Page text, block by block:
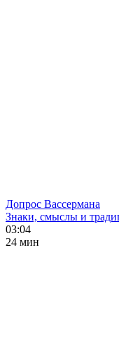
Допрос Вассермана
Знаки, смыслы и
03:04
24 мин